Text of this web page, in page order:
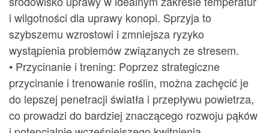
i wilgotności dla uprawy konopi. Sprzyja to
szybszemu wzrostowi i zmniejsza ryzyko
wystąpienia problemów związanych ze stresem.
• Przycinanie i trening: Poprzez strategiczne
przycinanie i trenowanie roślin, można zachęcić je
do lepszej penetracji światła i przepływu powietrza,
co prowadzi do bardziej znaczącego rozwoju pąków